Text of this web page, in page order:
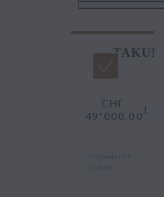
TAKUMI
CHF
49'000.00 1